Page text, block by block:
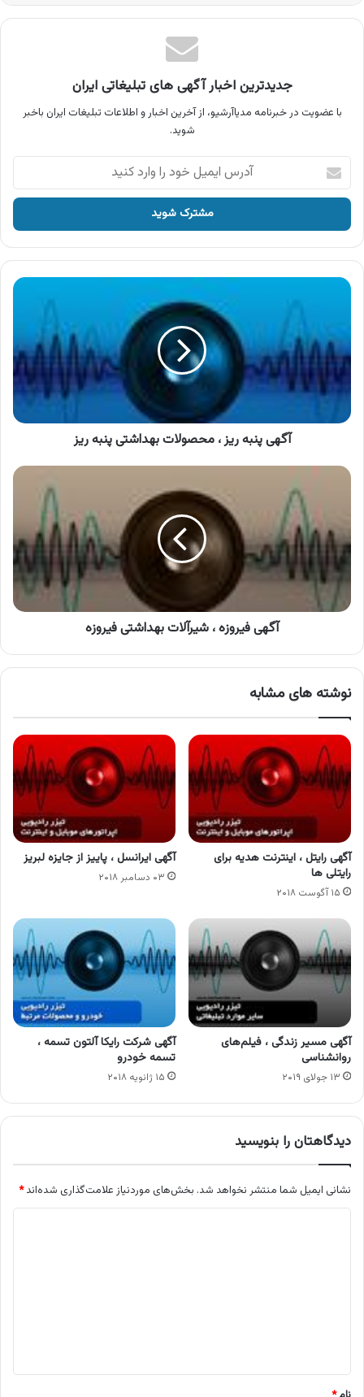
جدیدترین اخبار آگهی های تبلیغاتی ایران
با عضویت در خبرنامه مدیاآرشیو، از آخرین اخبار و اطلاعات تبلیغات ایران باخبر
شوید.
آدرس
ایمیل
خود
وارد
کنید
آگهی
،
محصولات
بهداشتی
پنبه
آگهی پنبه ریز ، محصولات بهداشتی پنبه ریز
آگهی
شیرآلات
بهداشتی
فیروزه
آگهی فیروزه ، شیرآلات بهداشتی فیروزه
نوشته های مشابه
آگهی رایتل ، اینترنت هدیه برای
رایتلی ها
۱۵ آگوست ۲۰۱۸
آگهی ایرانسل ، پاییز از جایزه لبریز
۰۳ دسامبر ۲۰۱۸
آگهی مسیر زندگی ، فیلم‌های
روانشناسی
۱۳ جولای ۲۰۱۹
آگهی شرکت رایکا آلتون تسمه ،
تسمه خودرو
۱۵ ژانویه ۲۰۱۸
دیدگاهتان را بنویسید
نشانی ایمیل شما منتشر نخواهد شد. بخش‌های موردنیاز علامت‌گذاری شده‌اند*